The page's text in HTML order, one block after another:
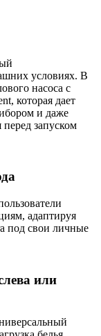
условиях. В
насоса с
которая дает
и даже
запуском
адаптируя
под свои личные
или